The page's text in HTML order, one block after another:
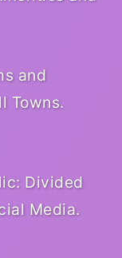
and
Towns.
Divided
Media.